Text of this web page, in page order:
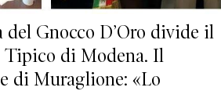
Gnocco D’Oro divide il
di Modena. Il
di Muraglione: «Lo